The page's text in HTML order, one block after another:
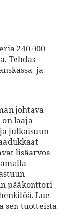
240 000
Tehdas
ja
johtava
laaja
julkaisuun
lisäarvoa
pääkonttori
Lue
sen tuotteista